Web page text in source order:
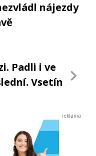
nájezdy
Padli i ve
Vsetín